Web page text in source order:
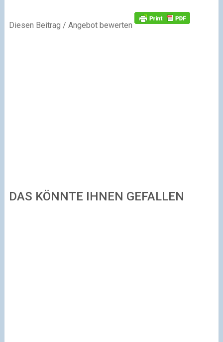
Diesen Beitrag / Angebot bewerten
DAS KÖNNTE IHNEN GEFALLEN